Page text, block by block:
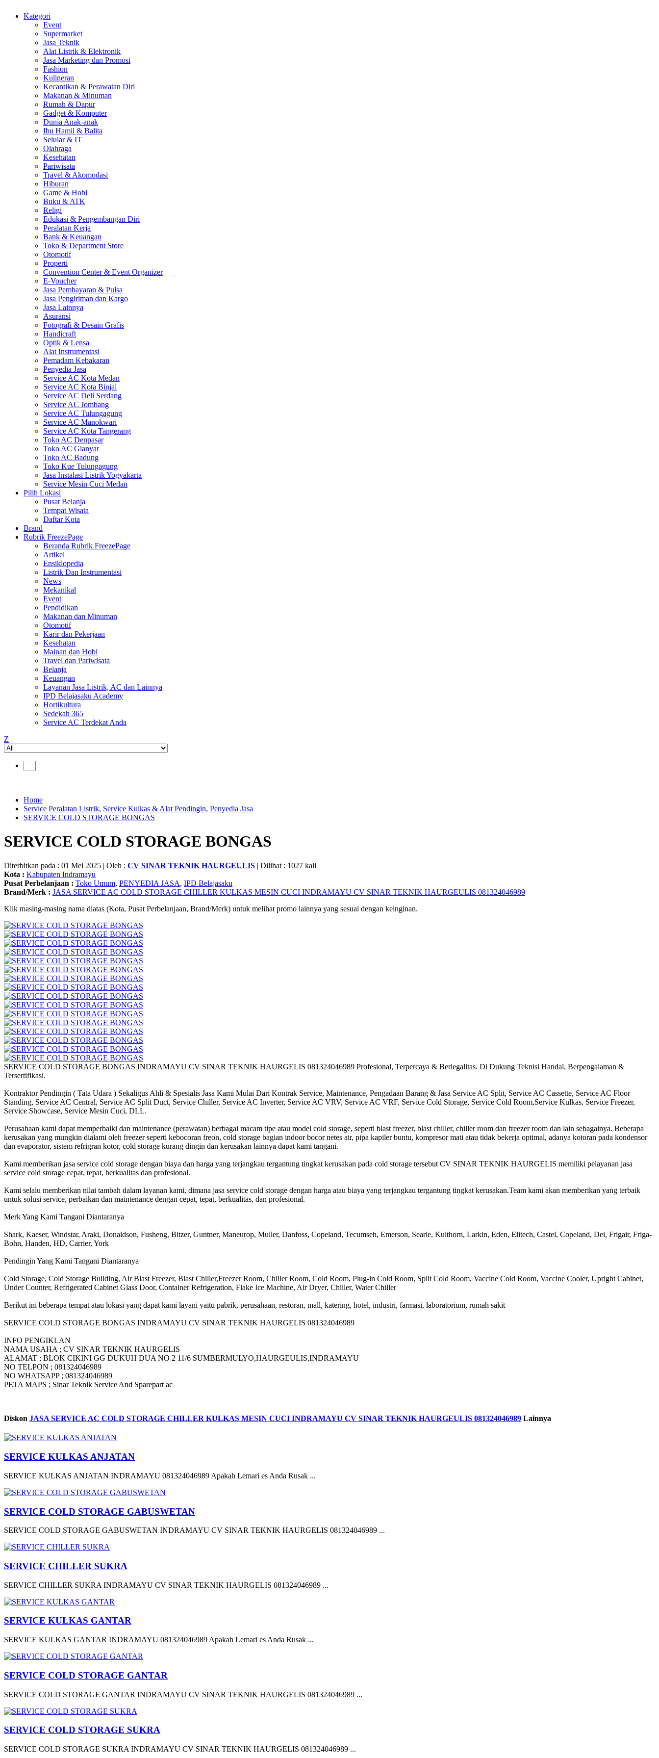
Kategori
Event
Supermarket
Jasa Teknik
Alat Listrik & Elektronik
Jasa Marketing dan Promosi
Fashion
Kulineran
Kecantikan & Perawatan Diri
Makanan & Minuman
Rumah & Dapur
Gadget & Komputer
Dunia Anak-anak
Ibu Hamil & Balita
Selular & IT
Olahraga
Kesehatan
Pariwisata
Travel & Akomodasi
Hiburan
Game & Hobi
Buku & ATK
Religi
Edukasi & Pengembangan Diri
Peralatan Kerja
Bank & Keuangan
Toko & Department Store
Otomotif
Properti
Convention Center & Event Organizer
E-Voucher
Jasa Pembayaran & Pulsa
Jasa Pengiriman dan Kargo
Jasa Lainnya
Asuransi
Fotografi & Desain Grafis
Handicraft
Optik & Lensa
Alat Instrumentasi
Pemadam Kebakaran
Penyedia Jasa
Service AC Kota Medan
Service AC Kota Binjai
Service AC Deli Serdang
Service AC Jombang
Service AC Tulungagung
Service AC Manokwari
Service AC Kota Tangerang
Toko AC Denpasar
Toko AC Gianyar
Toko AC Badung
Toko Kue Tulungagung
Jasa Instalasi Listrik Yogyakarta
Service Mesin Cuci Medan
Pilih Lokasi
Pusat Belanja
Tempat Wisata
Daftar Kota
Brand
Rubrik FreezePage
Beranda Rubrik FreezePage
Artikel
Ensiklopedia
Listrik Dan Instrumentasi
News
Mekanikal
Event
Pendidikan
Makanan dan Minuman
Otomotif
Karir dan Pekerjaan
Kesehatan
Mainan dan Hobi
Travel dan Pariwisata
Belanja
Keuangan
Layanan Jasa Listrik, AC dan Lainnya
IPD Belajasaku Academy
Hortikultura
Sedekah 365
Service AC Terdekat Anda
Z
Home
Service Peralatan Listrik, Service Kulkas & Alat Pendingin, Penyedia Jasa
SERVICE COLD STORAGE BONGAS
SERVICE COLD STORAGE BONGAS
Diterbitkan pada : 01 Mei 2025 | Oleh : CV SINAR TEKNIK HAURGEULIS | Dilihat : 1027 kali
Kota : Kabupaten Indramayu
Pusat Perbelanjaan : Toko Umum, PENYEDIA JASA, IPD Belajasaku
Brand/Merk : JASA SERVICE AC COLD STORAGE CHILLER KULKAS MESIN CUCI INDRAMAYU CV SINAR TEKNIK HAURGEULIS 081324046989
Klik masing-masing nama diatas (Kota, Pusat Perbelanjaan, Brand/Merk) untuk melihat promo lainnya yang sesuai dengan keinginan.
SERVICE COLD STORAGE BONGAS INDRAMAYU CV SINAR TEKNIK HAURGELIS 081324046989 Profesional, Terpercaya & Berlegalitas. Di Dukung Teknisi Handal, Berpengalaman &
Tersertifikasi.
Kontraktor Pendingin ( Tata Udara ) Sekaligus Ahli & Spesialis Jasa Kami Mulai Dari Kontrak Service, Maintenance, Pengadaan Barang & Jasa Service AC Split, Service AC Cassette, Service AC Floor
Standing, Service AC Central, Service AC Split Duct, Service Chiller, Service AC Inverter, Service AC VRV, Service AC VRF, Service Cold Storage, Service Cold Room,Service Kulkas, Service Freezer,
Service Showcase, Service Mesin Cuci, DLL.
Perusahaan kami dapat memperbaiki dan maintenance (perawatan) berbagai macam tipe atau model cold storage, seperti blast freezer, blast chiller, chiller room dan freezer room dan lain sebagainya. Beberapa
kerusakan yang mungkin dialami oleh freezer seperti kebocoran freon, cold storage bagian indoor bocor netes air, pipa kapiler buntu, kompresor mati atau tidak bekerja optimal, adanya kotoran pada kondensor
dan evaporator, sistem refrigran kotor, cold storage kurang dingin dan kerusakan lainnya dapat kami tangani.
Kami memberikan jasa service cold storage dengan biaya dan harga yang terjangkau tergantung tingkat kerusakan pada cold storage tersebut CV SINAR TEKNIK HAURGELIS memiliki pelayanan jasa
service cold storage cepat, tepat, berkualitas dan profesional.
Kami selalu memberikan nilai tambah dalam layanan kami, dimana jasa service cold storage dengan harga atau biaya yang terjangkau tergantung tingkat kerusakan.Team kami akan memberikan yang terbaik
untuk solusi service, perbaikan dan maintenance dengan cepat, tepat, berkualitas, dan profesional.
Merk Yang Kami Tangani Diantaranya
Shark, Kaeser, Windstar, Araki, Donaldson, Fusheng, Bitzer, Guntner, Maneurop, Muller, Danfoss, Copeland, Tecumseh, Emerson, Searle, Kulthorn, Larkin, Eden, Elitech, Castel, Copeland, Dei, Frigair, Friga-
Bohn, Handen, HD, Carrier, York
Pendingin Yang Kami Tangani Diantaranya
Cold Storage, Cold Storage Building, Air Blast Freezer, Blast Chiller,Freezer Room, Chiller Room, Cold Room, Plug-in Cold Room, Split Cold Room, Vaccine Cold Room, Vaccine Cooler, Upright Cabinet,
Under Counter, Refrigerated Cabinet Glass Door, Container Refrigeration, Flake Ice Machine, Air Dryer, Chiller, Water Chiller
Berikut ini beberapa tempat atau lokasi yang dapat kami layani yaitu pabrik, perusahaan, restoran, mall, katering, hotel, industri, farmasi, laboratorium, rumah sakit
SERVICE COLD STORAGE BONGAS INDRAMAYU CV SINAR TEKNIK HAURGELIS 081324046989
INFO PENGIKLAN
NAMA USAHA ; CV SINAR TEKNIK HAURGELIS
ALAMAT ; BLOK CIKINI GG DUKUH DUA NO 2 11/6 SUMBERMULYO,HAURGEULIS,INDRAMAYU
NO TELPON ; 081324046989
NO WHATSAPP ; 081324046989
PETA MAPS ; Sinar Teknik Service And Sparepart ac
Diskon JASA SERVICE AC COLD STORAGE CHILLER KULKAS MESIN CUCI INDRAMAYU CV SINAR TEKNIK HAURGEULIS 081324046989 Lainnya
SERVICE KULKAS ANJATAN
SERVICE KULKAS ANJATAN INDRAMAYU 081324046989 Apakah Lemari es Anda Rusak ...
SERVICE COLD STORAGE GABUSWETAN
SERVICE COLD STORAGE GABUSWETAN INDRAMAYU CV SINAR TEKNIK HAURGELIS 081324046989 ...
SERVICE CHILLER SUKRA
SERVICE CHILLER SUKRA INDRAMAYU CV SINAR TEKNIK HAURGELIS 081324046989 ...
SERVICE KULKAS GANTAR
SERVICE KULKAS GANTAR INDRAMAYU 081324046989 Apakah Lemari es Anda Rusak ...
SERVICE COLD STORAGE GANTAR
SERVICE COLD STORAGE GANTAR INDRAMAYU CV SINAR TEKNIK HAURGELIS 081324046989 ...
SERVICE COLD STORAGE SUKRA
SERVICE COLD STORAGE SUKRA INDRAMAYU CV SINAR TEKNIK HAURGELIS 081324046989 ...